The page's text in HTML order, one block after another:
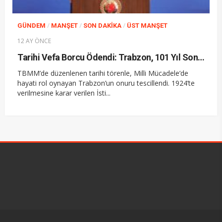
GÜNDEM / MANŞET / SON DAKIKA / ÜST MANŞET
12 AY ÖNCE
Tarihi Vefa Borcu Ödendi: Trabzon, 101 Yıl Sonra İstiklal Madalyası’na Kavuştu
TBMM’de düzenlenen tarihi törenle, Milli Mücadele’de
hayati rol oynayan Trabzon’un onuru tescillendi. 1924’te
verilmesine karar verilen İsti...